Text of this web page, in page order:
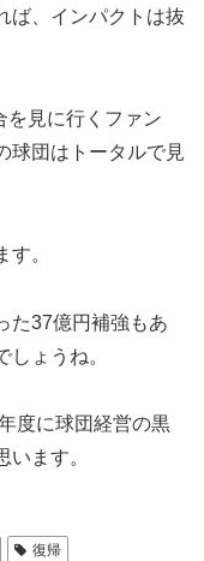
ば、インパクトは抜
を見に行くファン
球団はトータルで見
。
た37億円補強もあ
ょうね。
度に球団経営の黒
ます。
復帰